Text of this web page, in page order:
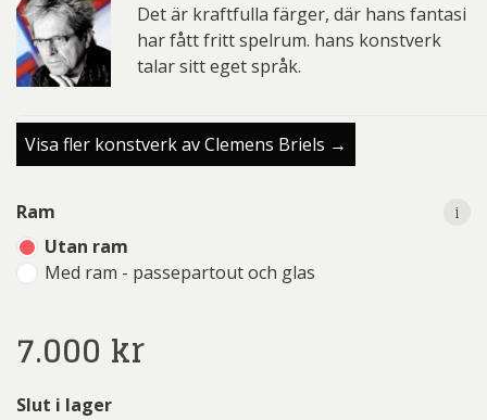
Det är kraftfulla färger, där hans fantasi
har fått fritt spelrum. hans konstverk
talar sitt eget språk.
Visa fler konstverk av Clemens Briels →
Ram
Utan ram
Med ram - passepartout och glas
i
7.000 kr
Slut i lager